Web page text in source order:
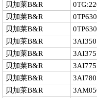
贝加莱B&R
贝加莱B&R
贝加莱B&R
贝加莱B&R
贝加莱B&R
贝加莱B&R
贝加莱B&R
贝加莱B&R